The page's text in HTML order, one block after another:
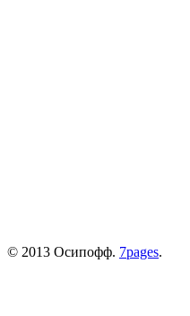
© 2013 Осипофф. 7pages.